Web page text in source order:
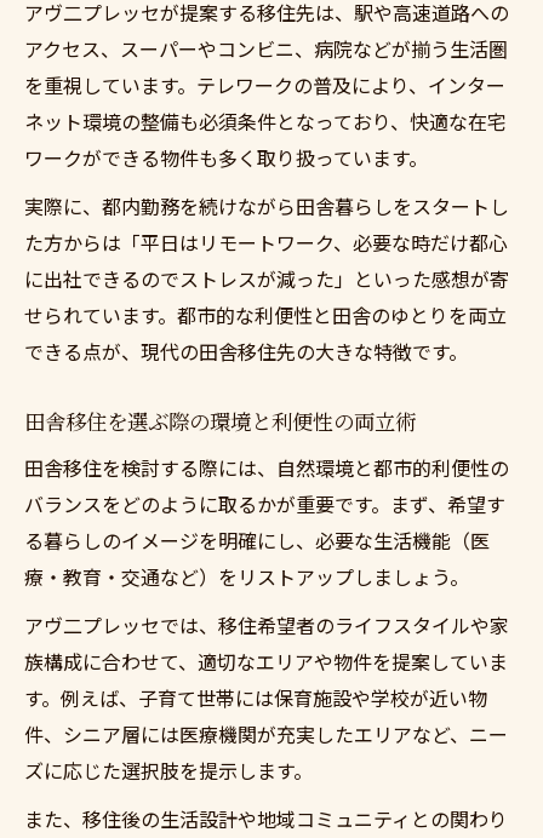
アヴ二プレッセが提案する移住先は、駅や高速道路への
アクセス、スーパーやコンビニ、病院などが揃う生活圏
を重視しています。テレワークの普及により、インター
ネット環境の整備も必須条件となっており、快適な在宅
ワークができる物件も多く取り扱っています。
実際に、都内勤務を続けながら田舎暮らしをスタートし
た方からは「平日はリモートワーク、必要な時だけ都心
に出社できるのでストレスが減った」といった感想が寄
せられています。都市的な利便性と田舎のゆとりを両立
できる点が、現代の田舎移住先の大きな特徴です。
田舎移住を選ぶ際の環境と利便性の両立術
田舎移住を検討する際には、自然環境と都市的利便性の
バランスをどのように取るかが重要です。まず、希望す
る暮らしのイメージを明確にし、必要な生活機能（医
療・教育・交通など）をリストアップしましょう。
アヴ二プレッセでは、移住希望者のライフスタイルや家
族構成に合わせて、適切なエリアや物件を提案していま
す。例えば、子育て世帯には保育施設や学校が近い物
件、シニア層には医療機関が充実したエリアなど、ニー
ズに応じた選択肢を提示します。
また、移住後の生活設計や地域コミュニティとの関わり